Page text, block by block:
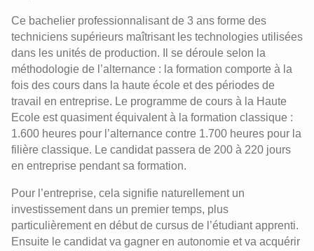
Ce bachelier professionnalisant de 3 ans forme des
techniciens supérieurs maîtrisant les technologies utilisées
dans les unités de production. Il se déroule selon la
méthodologie de l’alternance : la formation comporte à la
fois des cours dans la haute école et des périodes de
travail en entreprise. Le programme de cours à la Haute
Ecole est quasiment équivalent à la formation classique :
1.600 heures pour l’alternance contre 1.700 heures pour la
filière classique. Le candidat passera de 200 à 220 jours
en entreprise pendant sa formation.
Pour l’entreprise, cela signifie naturellement un
investissement dans un premier temps, plus
particulièrement en début de cursus de l’étudiant apprenti.
Ensuite le candidat va gagner en autonomie et va acquérir